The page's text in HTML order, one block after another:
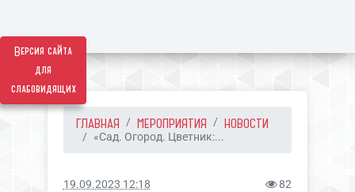
Версия сайта
для
слабовидящих
ГЛАВНАЯ МЕРОПРИЯТИЯ НОВОСТИ
«Сад. Огород. Цветник:...
19.09.2023 12:18 82